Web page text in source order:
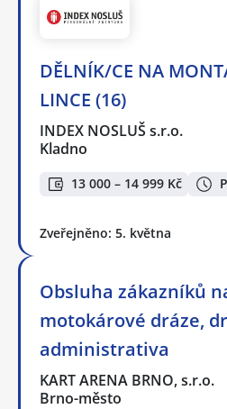
DĚLNÍK/CE NA
LINCE (16)
INDEX NOSLUŠ s.r.o.
Kladno
13 000 – 14 999 Kč
Zveřejněno: 5. května
Obsluha zákazníků
motokárové dráze,
administrativa
KART ARENA BRNO, s.r.o.
Brno-město